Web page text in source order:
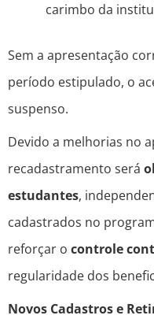
carimbo da
Sem a apresentação
período estipulado, o
suspenso.
Devido a melhorias no
recadastramento será
estudantes,
cadastrados no
reforçar o controle
regularidade dos
Novos Cadastros e